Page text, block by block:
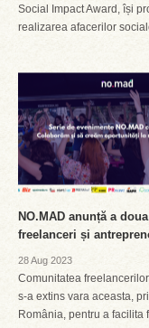
Social Impact Award, își
realizarea afacerilor
NO.MAD anunță a
freelanceri și
28 Aug 2023
Comunitatea
s-a extins vara aceasta,
România, pentru a facilita